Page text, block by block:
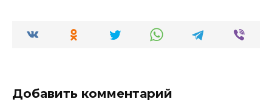
Добавить комментарий